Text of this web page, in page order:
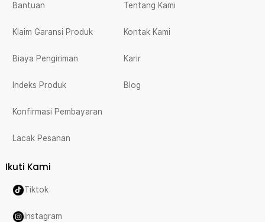
Bantuan
Klaim Garansi Produk
Biaya Pengiriman
Indeks Produk
Konfirmasi Pembayaran
Lacak Pesanan
Tentang Kami
Kontak Kami
Karir
Blog
Ikuti Kami
Tiktok
Instagram